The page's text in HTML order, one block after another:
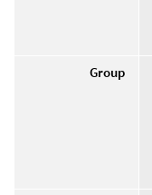
Group